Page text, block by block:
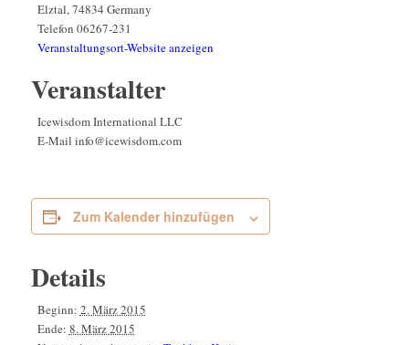
Elztal,74834 Germany
Telefon 06267-231
Veranstaltungsort-Website anzeigen
Veranstalter
Icewisdom International LLC
E-Mail info@icewisdom.com
Zum Kalender hinzufügen
Details
Beginn: 2. März 2015
Ende: 8. März 2015